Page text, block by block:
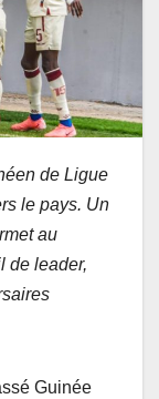
de Ligue
le pays. Un
au
de leader,
Guinée